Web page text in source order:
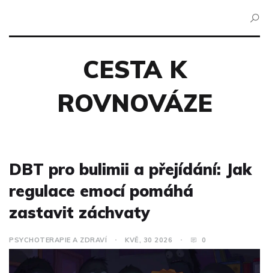
CESTA K
ROVNOVÁZE
DBT pro bulimii a přejídání: Jak
regulace emocí pomáhá
zastavit záchvaty
PSYCHOTERAPIE A ZDRAVÍ KVĚ, 30 2026 0